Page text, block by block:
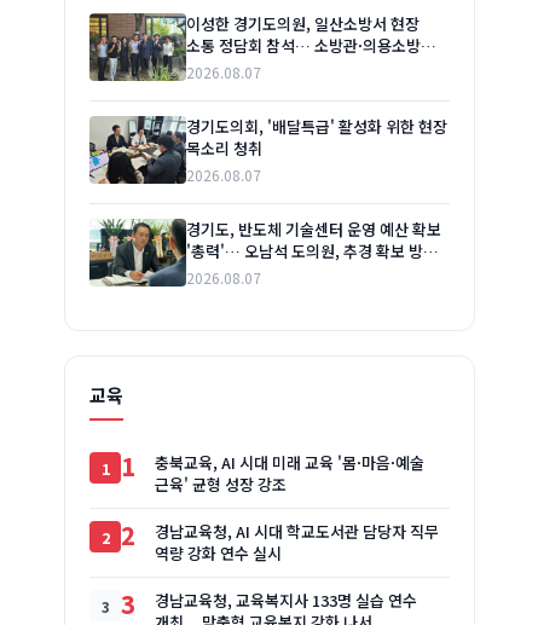
이성한 경기도의원, 일산소방서 현장
소통 정담회 참석… 소방관·의용소방대
애로사항 청취
2026.08.07
경기도의회, '배달특급' 활성화 위한 현장
목소리 청취
2026.08.07
경기도, 반도체 기술센터 운영 예산 확보
'총력'… 오남석 도의원, 추경 확보 방안
논의
2026.08.07
교육
1
충북교육, AI 시대 미래 교육 '몸·마음·예술
근육' 균형 성장 강조
2
경남교육청, AI 시대 학교도서관 담당자 직무
역량 강화 연수 실시
3
경남교육청, 교육복지사 133명 실습 연수